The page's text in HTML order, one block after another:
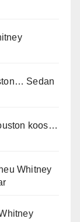
Sedan
koos…
Whitney